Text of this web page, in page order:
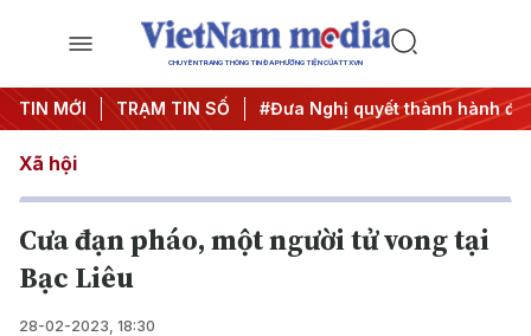
CHUYÊN TRANG THÔNG TIN ĐA PHƯƠNG TIỆN CỦA TTXVN
TIN MỚI TRẠM TIN SỐ
ương 3 #APEC 2027 #Đưa Nghị quyết thành hành động
Xã hội
Cưa đạn pháo, một người tử vong tại
Bạc Liêu
28-02-2023, 18:30